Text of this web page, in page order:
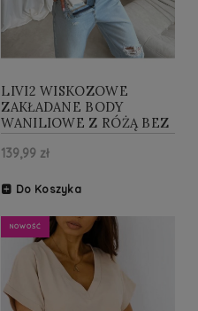
LIVI2 WISKOZOWE
ZAKŁADANE BODY
WANILIOWE Z RÓŻĄ BEZ
RĘKAWA
139,99 zł
Do Koszyka
NOWOŚĆ